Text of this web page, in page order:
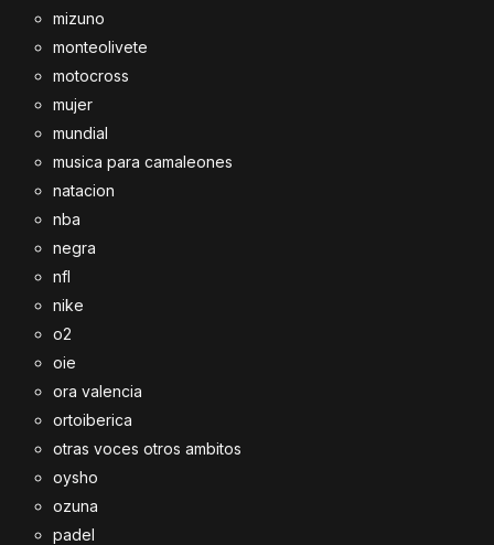
mizuno
monteolivete
motocross
mujer
mundial
musica para camaleones
natacion
nba
negra
nfl
nike
o2
oie
ora valencia
ortoiberica
otras voces otros ambitos
oysho
ozuna
padel